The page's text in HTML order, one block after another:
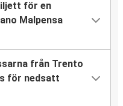
för en
Malpensa
från Trento
för nedsatt